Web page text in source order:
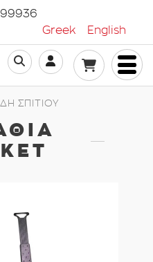
Greek
English
ΣΠΙΤΙΟΎ